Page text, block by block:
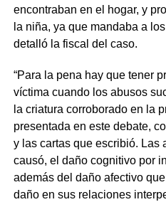
encontraban en el hogar, y
la niña, ya que mandaba a
detalló la fiscal del caso.
“Para la pena hay que tener
víctima cuando los abusos
la criatura corroborado en la
presentada en este debate,
y las cartas que escribió. Las
causó, el daño cognitivo por
además del daño afectivo
daño en sus relaciones